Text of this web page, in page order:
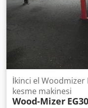
İkinci el Woodmizer
kesme makinesi
Wood-Mizer